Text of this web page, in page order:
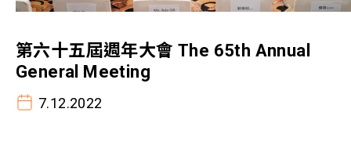
第六十五屆週年大會 The 65th Annual
General Meeting
7.12.2022